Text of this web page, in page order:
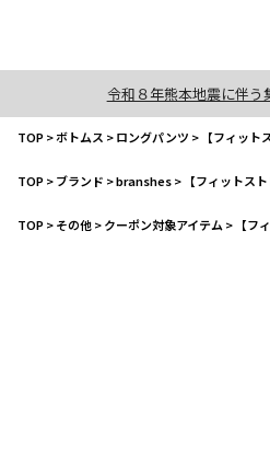
令和８年熊本地震に伴う
TOP>ボトムス >ロングパンツ > 【フィットス
TOP>ブランド >branshes> 【フィットスト
TOP>その他>クーポン対象アイテム > 【フィ